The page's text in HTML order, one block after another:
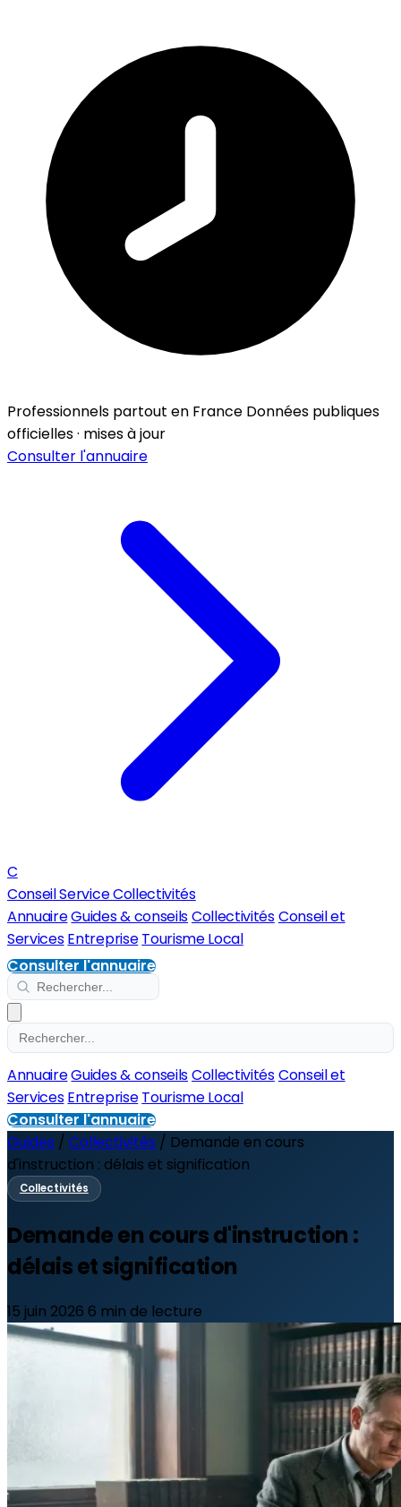
Professionnels partout en France Données publiques
officielles · mises à jour
Consulter l'annuaire
C
Conseil Service Collectivités
AnnuaireGuides & conseilsCollectivitésConseil et
ServicesEntreprise Tourisme Local
Consulter l'annuaire
AnnuaireGuides & conseilsCollectivitésConseil et
ServicesEntreprise Tourisme Local
Consulter l'annuaire
Guides / Collectivités / Demande en cours
d'instruction : délais et signification
Collectivités
Demande en cours d'instruction :
délais et signification
15 juin 2026 6 min de lecture